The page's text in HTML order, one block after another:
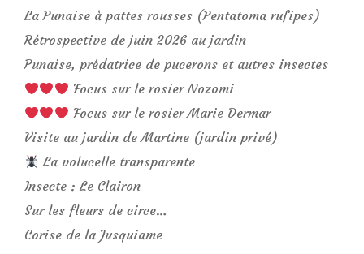
La Punaise à pattes rousses (Pentatoma rufipes)
Rétrospective de juin 2026 au jardin
Punaise, prédatrice de pucerons et autres insectes
Focus sur le rosier Nozomi
Focus sur le rosier Marie Dermar
Visite au jardin de Martine (jardin privé)
La volucelle transparente
Insecte : Le Clairon
Sur les fleurs de circe…
Corise de la Jusquiame